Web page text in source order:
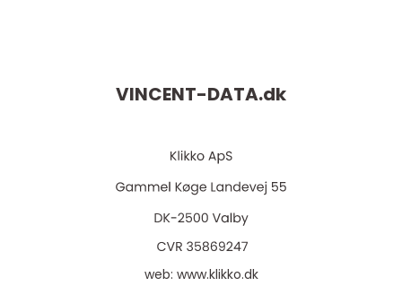
VINCENT-DATA.dk
web: www.klikko.dk